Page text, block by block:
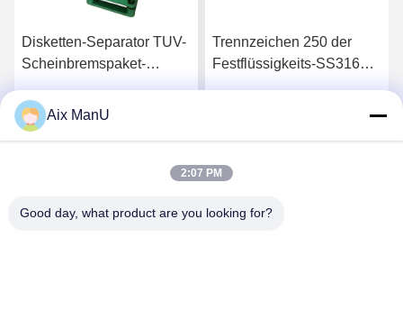
Disketten-Separator TUV-
Scheinbremspaket-
Trennzeichen 250 der
Festflüssigkeits-SS316
Aix ManU
2:07 PM
Good day, what product are you looking for?